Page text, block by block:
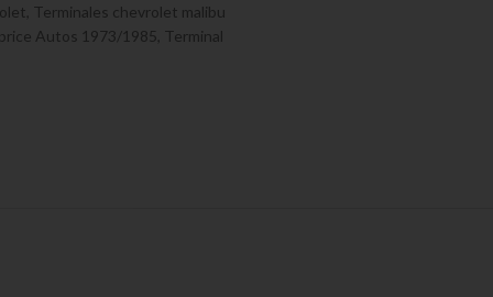
Terminales chevrolet malibu
Autos 1973/1985 Terminal